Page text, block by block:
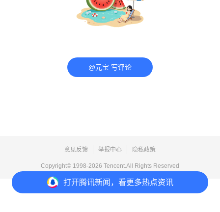
打开腾讯新闻，看更多热点资讯
@元宝 写评论
意见反馈 举报中心 隐私政策
Copyright© 1998-2026 Tencent.All Rights Reserved